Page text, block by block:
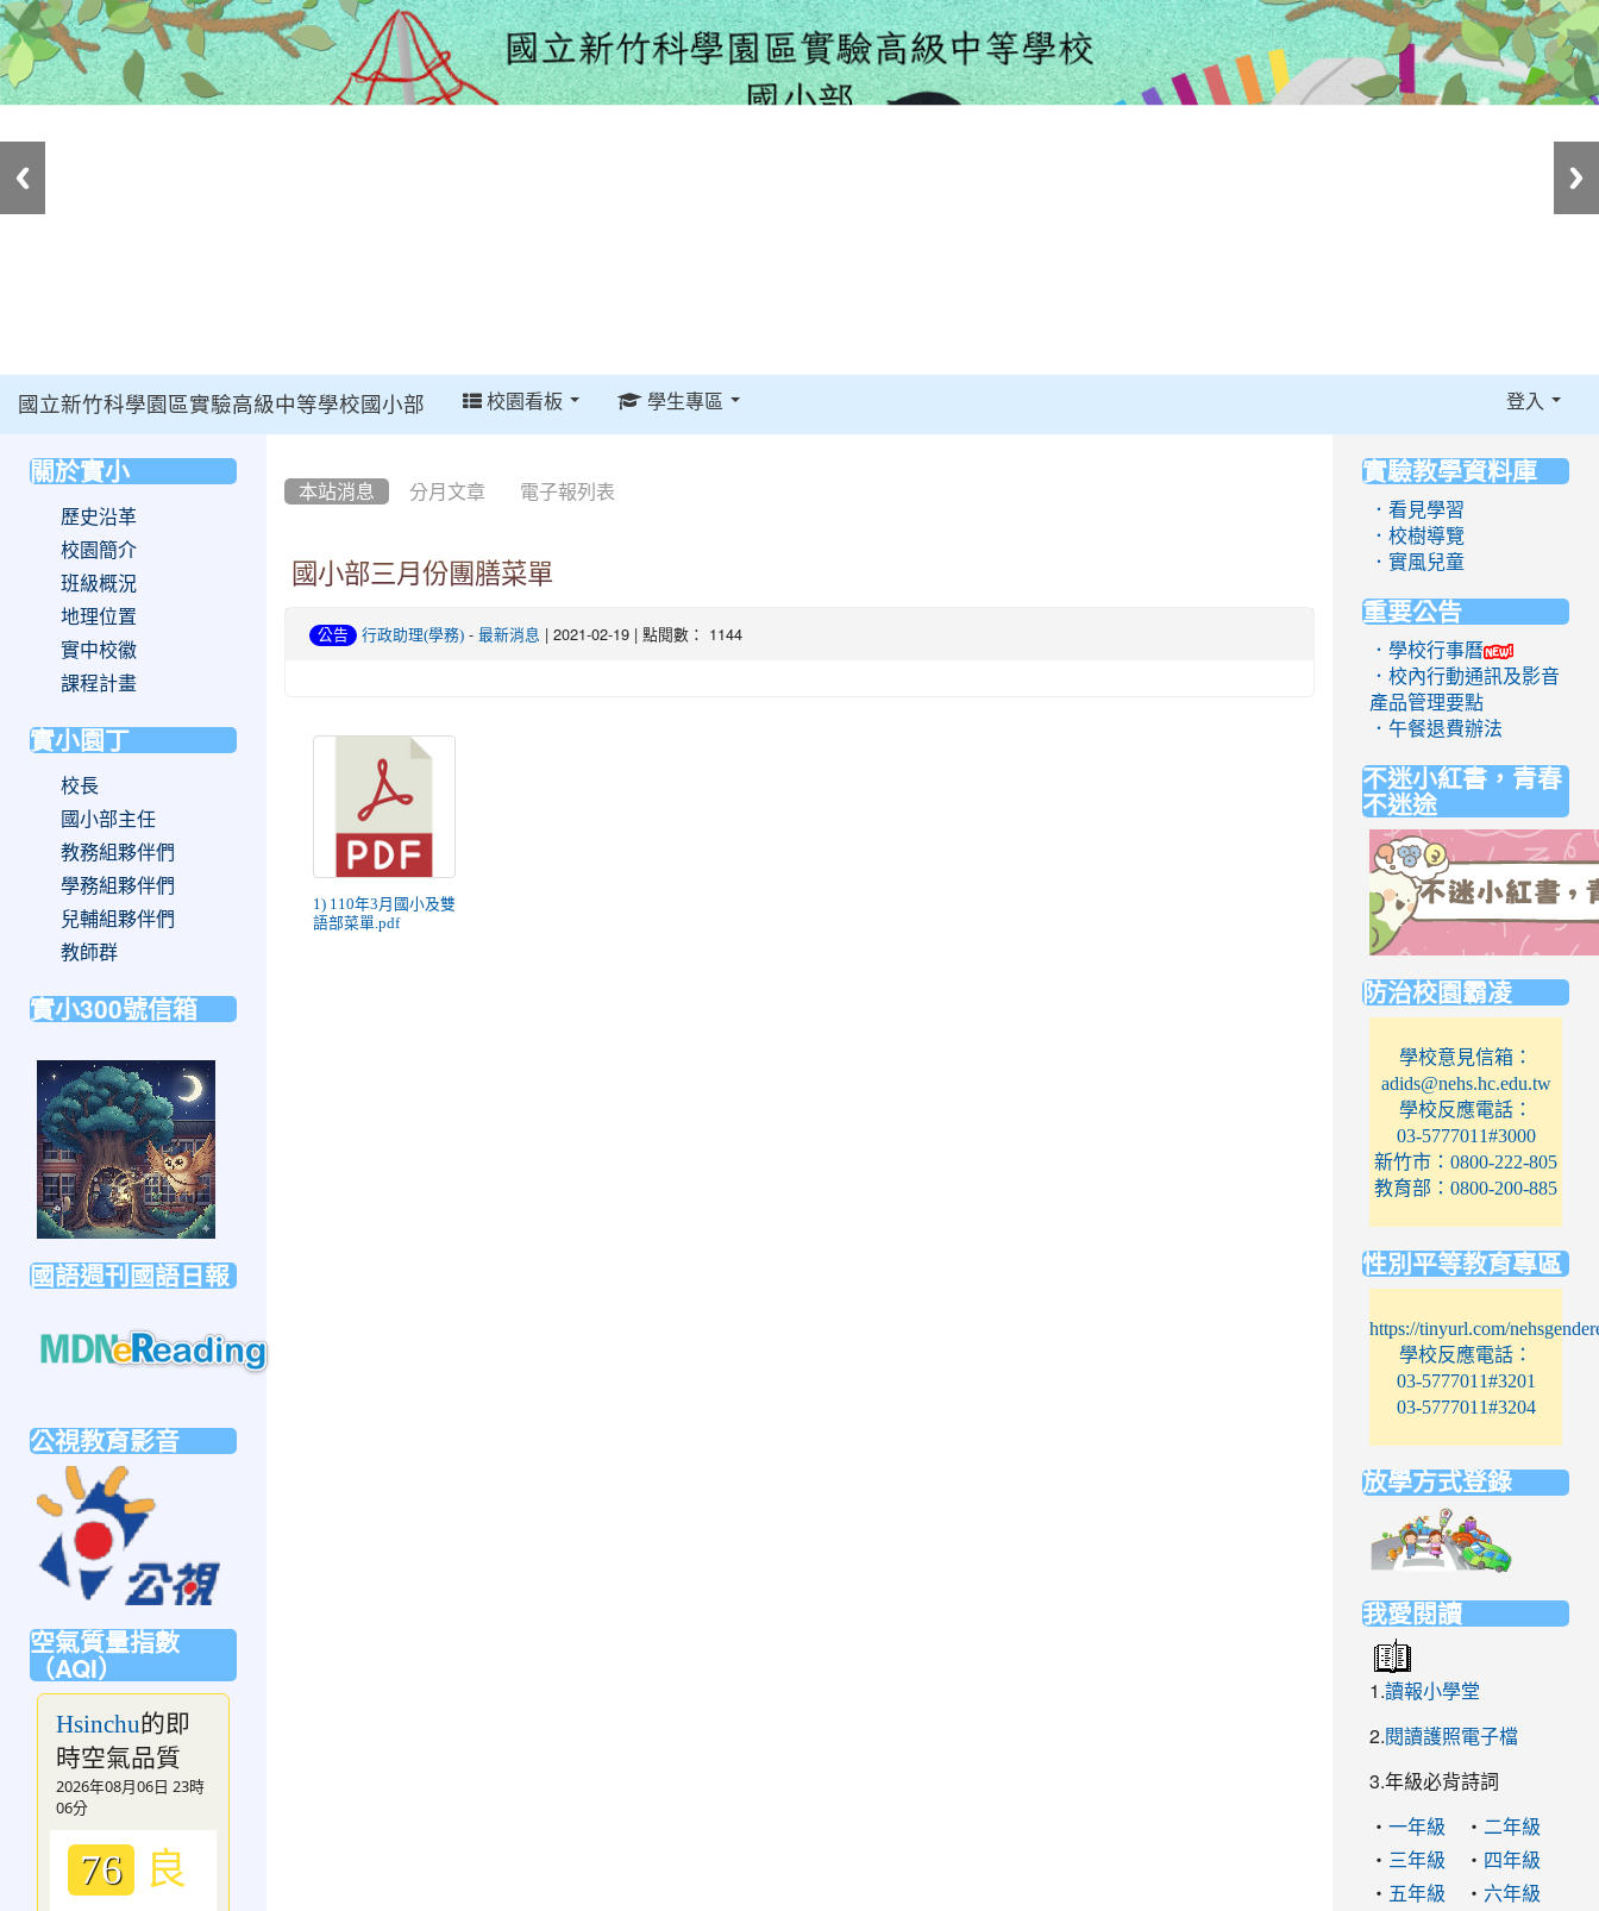
國立新竹科學園區實驗高級中等學校國小部 校園看板 學生專區 登入
本站消息 分月文章 電子報列表
國小部三月份團膳菜單
公告 行政助理(學務) - 最新消息 | 2021-02-19 | 點閱數： 1144
1) 110年3月國小及雙
語部菜單.pdf
關於實小
歷史沿革
校園簡介
班級概況
地理位置
實中校徽
課程計畫
實小園丁
校長
國小部主任
教務組夥伴們
學務組夥伴們
兒輔組夥伴們
教師群
實小300號信箱
https://forms.gle/sb6qss7apF2uRjVc7
國語週刊國語日報
https://mdnereading.mdnkids.com
公視教育影音
空氣質量指數
（AQI）
Hsinchu的即
時空氣品質
2026年08月06日 23時
06分
76 良
實驗教學資料庫
．看見學習
．校樹導覽
．實風兒童
重要公告
．學校行事曆
．校內行動通訊及影音
產品管理要點
．午餐退費辦法
不迷小紅書，青春
不迷途
to
https://eliteracy.edu.tw/
防治校園霸凌
學校意見信箱：
adids@nehs.hc.edu.tw
學校反應電話：
03-5777011#3000
新竹市：0800-222-805
教育部：0800-200-885
性別平等教育專區
https://tinyurl.com/
學校反應電話：
03-5777011#3201
03-5777011#3204
放學方式登錄
https://
我愛閱讀
1.讀報小學堂
2.閱讀護照電子檔
3.年級必背詩詞
‧ 一年級 ‧ 二年級
‧ 三年級 ‧ 四年級
‧ 五年級 ‧ 六年級